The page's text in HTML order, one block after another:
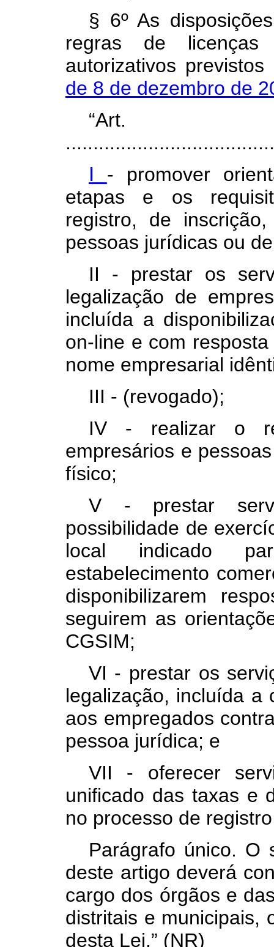
§ 6º As
regras de
autorizativos
de 8 de dezembro de
I - promover
etapas e os
registro, de
pessoas jurídicas ou
II - prestar os
legalização de
incluída a
on-line e com
nome empresarial
III - (revogado);
IV - realizar o
empresários e
físico;
V - prestar
possibilidade de
local indicado
estabelecimento
disponibilizarem
seguirem as
CGSIM;
VI - prestar os
legalização, incluída a
aos empregados
pessoa jurídica; e
VII - oferecer
unificado das taxas e
no processo de
Parágrafo único. O
deste artigo deverá
cargo dos órgãos e
distritais e municipais,
desta Lei.” (NR)